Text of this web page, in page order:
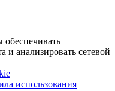
и анализировать сетевой
использования